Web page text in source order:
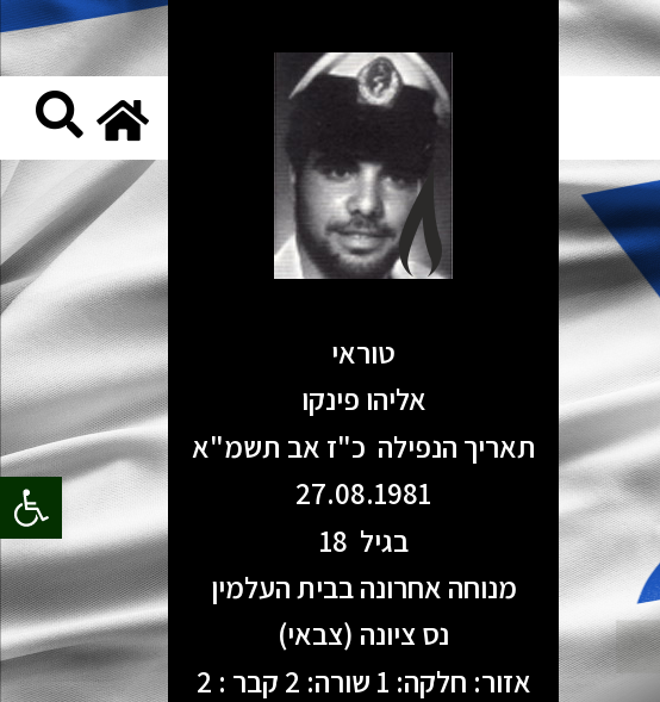
פתח
טוראי
אליהו פינקו
תאריך הנפילה כ"ז אב תשמ"א
27.08.1981
בגיל 18
מנוחה אחרונה בבית העלמין
נס ציונה (צבאי)
אזור: חלקה: 1 שורה: 2 קבר : 2